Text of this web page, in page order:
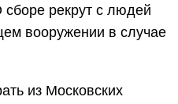
рекрут с людей
вооружении в случае
из Московских